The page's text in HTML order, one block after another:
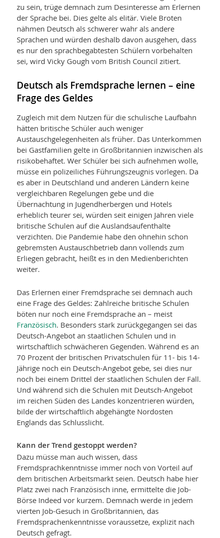
zu sein, trüge demnach zum Desinteresse am Erlernen
der Sprache bei. Dies gelte als elitär. Viele Broten
nähmen Deutsch als schwerer wahr als andere
Sprachen und würden deshalb davon ausgehen, dass
es nur den sprachbegabtesten Schülern vorbehalten
sei, wird Vicky Gough vom British Council zitiert.
Deutsch als Fremdsprache lernen – eine
Frage des Geldes
Zugleich mit dem Nutzen für die schulische Laufbahn
hätten britische Schüler auch weniger
Austauschgelegenheiten als früher. Das Unterkommen
bei Gastfamilien gelte in Großbritannien inzwischen als
risikobehaftet. Wer Schüler bei sich aufnehmen wolle,
müsse ein polizeiliches Führungszeugnis vorlegen. Da
es aber in Deutschland und anderen Ländern keine
vergleichbaren Regelungen gebe und die
Übernachtung in Jugendherbergen und Hotels
erheblich teurer sei, würden seit einigen Jahren viele
britische Schulen auf die Auslandsaufenthalte
verzichten. Die Pandemie habe den ohnehin schon
gebremsten Austauschbetrieb dann vollends zum
Erliegen gebracht, heißt es in den Medienberichten
weiter.
Das Erlernen einer Fremdsprache sei demnach auch
eine Frage des Geldes: Zahlreiche britische Schulen
böten nur noch eine Fremdsprache an – meist
Französisch. Besonders stark zurückgegangen sei das
Deutsch-Angebot an staatlichen Schulen und in
wirtschaftlich schwächeren Gegenden. Während es an
70 Prozent der britischen Privatschulen für 11- bis 14-
Jährige noch ein Deutsch-Angebot gebe, sei dies nur
noch bei einem Drittel der staatlichen Schulen der Fall.
Und während sich die Schulen mit Deutsch-Angebot
im reichen Süden des Landes konzentrieren würden,
bilde der wirtschaftlich abgehängte Nordosten
Englands das Schlusslicht.
Kann der Trend gestoppt werden?
Dazu müsse man auch wissen, dass
Fremdsprachkenntnisse immer noch von Vorteil auf
dem britischen Arbeitsmarkt seien. Deutsch habe hier
Platz zwei nach Französisch inne, ermittelte die Job-
Börse Indeed vor kurzem. Demnach werde in jedem
vierten Job-Gesuch in Großbritannien, das
Fremdsprachenkenntnisse voraussetze, explizit nach
Deutsch gefragt.